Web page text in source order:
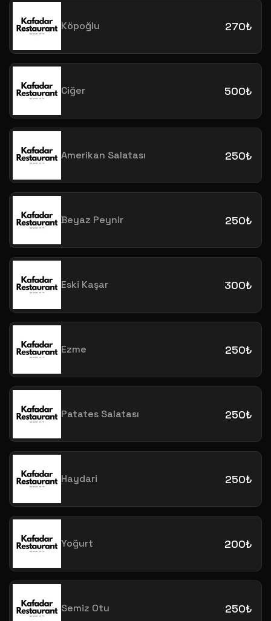
Köpoğlu 270₺
Ciğer 500₺
Amerikan Salatası 250₺
Beyaz Peynir 250₺
Eski Kaşar 300₺
Ezme 250₺
Patates Salatası 250₺
Haydari 250₺
Yoğurt 200₺
Semiz Otu 250₺